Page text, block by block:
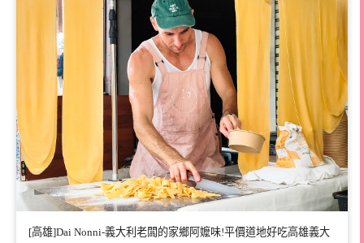
[高雄]Dai Nonni-義大利老闆的家鄉阿嬤味!平價道地好吃高雄義大